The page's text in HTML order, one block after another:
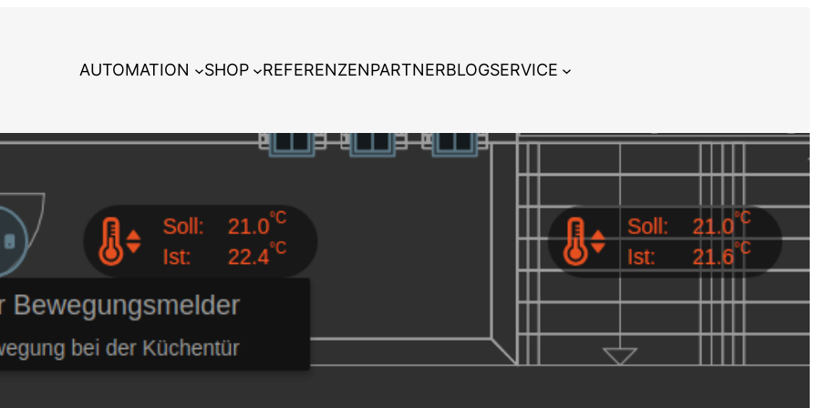
AUTOMATION SHOP REFERENZENPARTNERBLOGSERVICE